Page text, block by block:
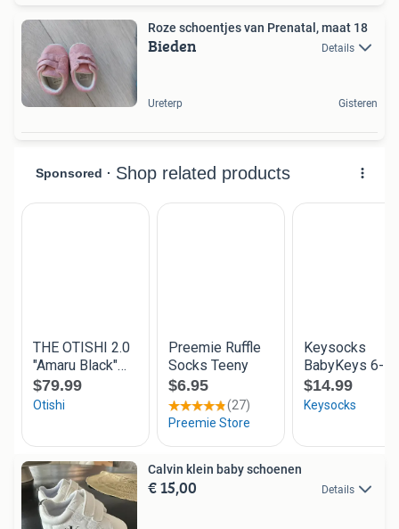
Roze schoentjes van Prenatal, maat 18
Bieden Details
Ureterp Gisteren
Calvin klein baby schoenen
€ 15,00 Details